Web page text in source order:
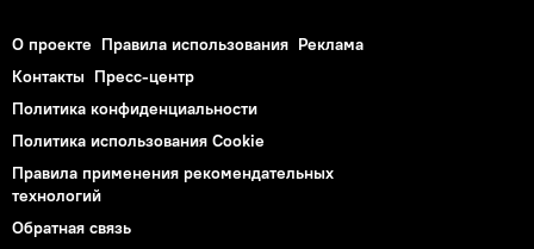
О проекте Правила использования Реклама
Контакты Пресс-центр
Политика конфиденциальности
Политика использования Cookie
Правила применения рекомендательных
технологий
Обратная связь